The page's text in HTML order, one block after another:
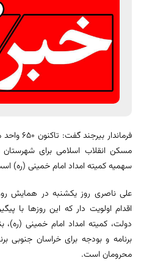
فرماندار
سهمیه کمیته امداد امام خمینی (ره)
علی ناصری روز یکشنبه در همایش
اقدام اولویت دار که این روزها با
دولت، کمیته امداد امام خمینی
محرومان است.